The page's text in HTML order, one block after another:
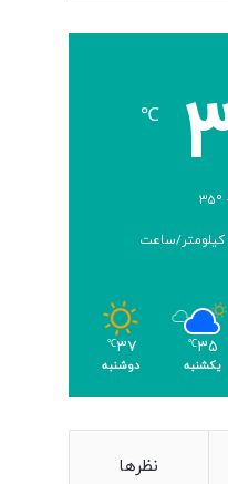
℃
۳۵℃
یکشنبه
۳۷℃
دوشنبه
نظرها